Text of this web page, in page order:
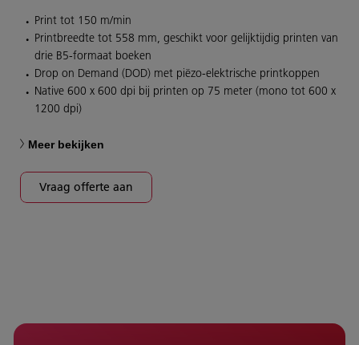
Print tot 150 m/min
Printbreedte tot 558 mm, geschikt voor gelijktijdig printen van
drie B5-formaat boeken
Drop on Demand (DOD) met piëzo-elektrische printkoppen
Native 600 x 600 dpi bij printen op 75 meter (mono tot 600 x
1200 dpi)
Meer bekijken
Vraag offerte aan